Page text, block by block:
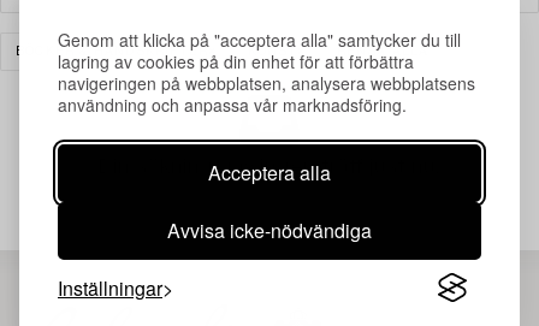
Genom att klicka på "acceptera alla" samtycker du till
lagring av cookies på din enhet för att förbättra
navigeringen på webbplatsen, analysera webbplatsens
användning och anpassa vår marknadsföring.
Acceptera alla
Avvisa icke-nödvändiga
Inställningar
BÖCKER & HANDSKRIFTER KONST RENSA ALLA
Din sökning gav ingen träff just nu.